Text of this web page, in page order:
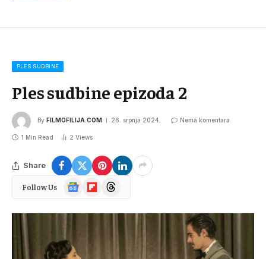
PLES SUDBINE
Ples sudbine epizoda 2
By FILMOFILIJA.COM 26. srpnja 2024. Nema komentara
1 Min Read 2 Views
Share
Follow Us
Google
News
FlipboardThreads